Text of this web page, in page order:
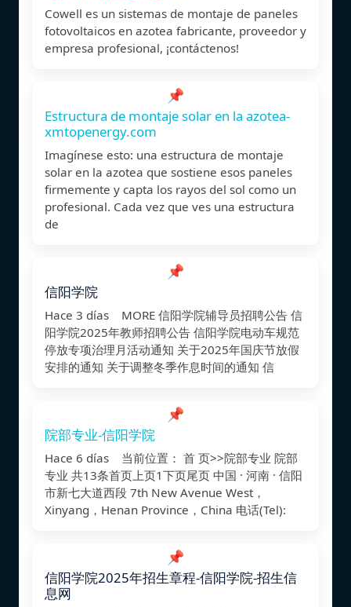
Cowell es un sistemas de montaje de paneles
fotovoltaicos en azotea fabricante, proveedor y
empresa profesional, ¡contáctenos!
📌
Estructura de montaje solar en la azotea-
xmtopenergy.com
Imagínese esto: una estructura de montaje
solar en la azotea que sostiene esos paneles
firmemente y capta los rayos del sol como un
profesional. Cada vez que ves una estructura
de
📌
信阳学院
Hace 3 días MORE 信阳学院辅导员招聘公告 信
阳学院2025年教师招聘公告 信阳学院电动车规范
停放专项治理月活动通知 关于2025年国庆节放假
安排的通知 关于调整冬季作息时间的通知 信
📌
院部专业-信阳学院
Hace 6 días 当前位置： 首 页>>院部专业 院部
专业 共13条首页上页1下页尾页 中国 · 河南 · 信阳
市新七大道西段 7th New Avenue West，
Xinyang，Henan Province，China 电话(Tel):
📌
信阳学院2025年招生章程-信阳学院-招生信
息网